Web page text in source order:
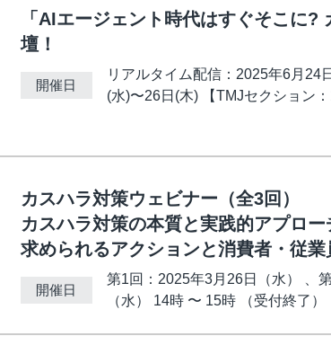
「AIエージェント時代はすぐそこに
壇！
開催日
リアルタイム配信：2025年6月24
(水)〜26日(木) 【TMJセクション
カスハラ対策ウェビナー（全3回）
カスハラ対策の本質と実践的アプロ
求められるアクションと消費者・従
開催日
第1回：2025年3月26日（水） 、
（水） 14時 〜 15時 （受付終了）